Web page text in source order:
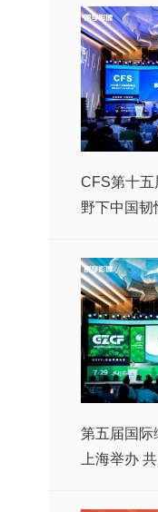
CFS第十五
野下中国韧
第五届国际
上海举办